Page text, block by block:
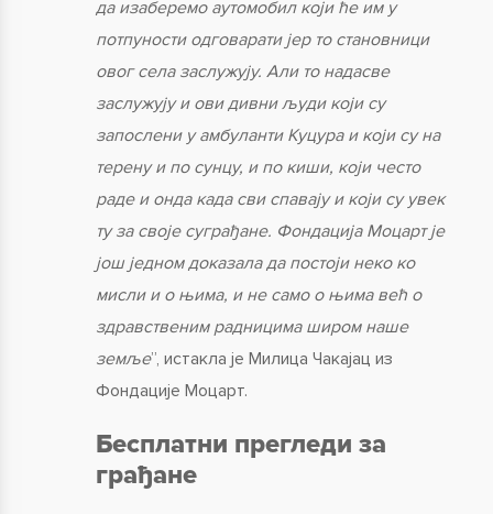
да изаберемо аутомобил који ће им у
потпуности одговарати јер то становници
овог села заслужују. Али то надасве
заслужују и ови дивни људи који су
запослени у амбуланти Куцура и који су на
терену и по сунцу, и по киши, који често
раде и онда када сви спавају и који су увек
ту за своје суграђане. Фондација Моцарт је
још једном доказала да постоји неко ко
мисли и о њима, и не само о њима већ о
здравственим радницима широм наше
земље”, истакла је Милица Чакајац из
Фондације Моцарт.
Бесплатни прегледи за
грађане